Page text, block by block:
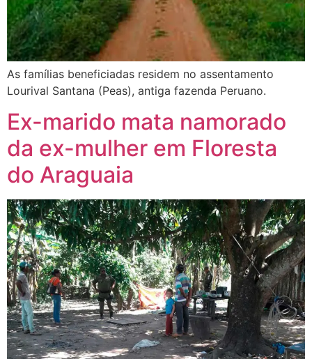
As famílias beneficiadas residem no assentamento
Lourival Santana (Peas), antiga fazenda Peruano.
Ex-marido mata namorado
da ex-mulher em Floresta
do Araguaia